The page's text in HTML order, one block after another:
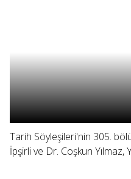
Tarih Söyleşileri'nin 305.
İpşirli ve Dr. Coşkun